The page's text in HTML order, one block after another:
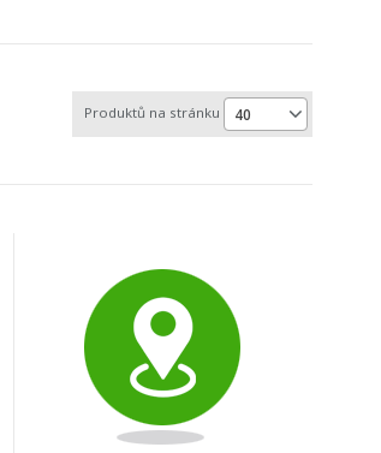
Produktů na stránku 40